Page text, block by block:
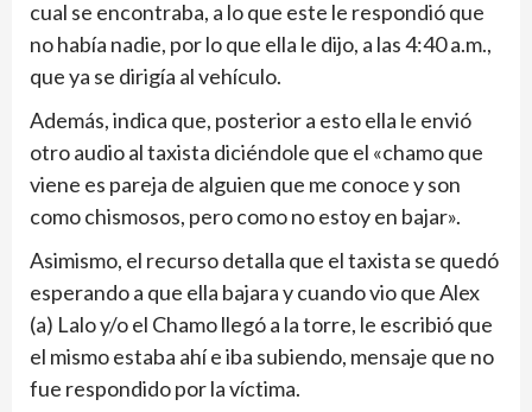
cual se encontraba, a lo que este le respondió que
no había nadie, por lo que ella le dijo, a las 4:40 a.m.,
que ya se dirigía al vehículo.
Además, indica que, posterior a esto ella le envió
otro audio al taxista diciéndole que el «chamo que
viene es pareja de alguien que me conoce y son
como chismosos, pero como no estoy en bajar».
Asimismo, el recurso detalla que el taxista se quedó
esperando a que ella bajara y cuando vio que Alex
(a) Lalo y/o el Chamo llegó a la torre, le escribió que
el mismo estaba ahí e iba subiendo, mensaje que no
fue respondido por la víctima.